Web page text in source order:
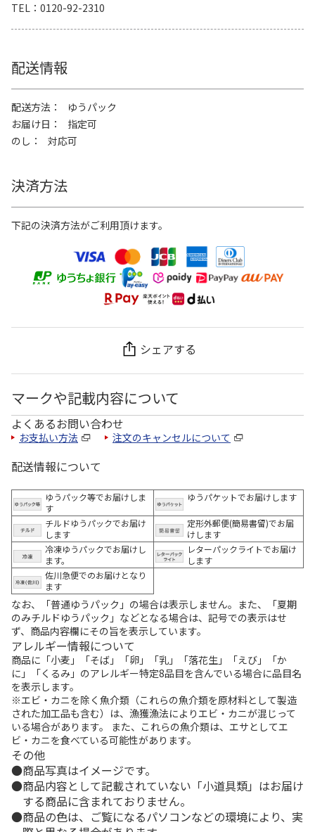
TEL
0120-92-2310
配送情報
配送方法
ゆうパック
お届け日
指定可
のし
対応可
決済方法
下記の決済方法がご利用頂けます。
シェアする
マークや記載内容について
よくあるお問い合わせ
お支払い方法 注文のキャンセルについて
配送情報について
ゆうパック等でお届けしま
す
ゆうパケットでお届けします
チルドゆうパックでお届け
します
定形外郵便(簡易書留)でお届
けします
冷凍ゆうパックでお届けし
ます。
レターパックライトでお届け
します
佐川急便でのお届けとなり
ます
なお、「普通ゆうパック」の場合は表示しません。また、「夏期
のみチルドゆうパック」などとなる場合は、記号での表示はせ
ず、商品内容欄にその旨を表示しています。
アレルギー情報について
商品に「小麦」「そば」「卵」「乳」「落花生」「えび」「か
に」「くるみ」のアレルギー特定8品目を含んでいる場合に品目名
を表示します。
※エビ・カニを除く魚介類（これらの魚介類を原材料として製造
された加工品も含む）は、漁獲漁法によりエビ・カニが混じって
いる場合があります。 また、これらの魚介類は、エサとしてエ
ビ・カニを食べている可能性があります。
その他
商品写真はイメージです。
商品内容として記載されていない「小道具類」はお届け
する商品に含まれておりません。
商品の色は、ご覧になるパソコンなどの環境により、実